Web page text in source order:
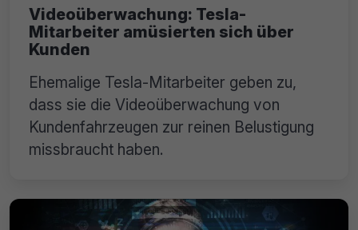
Videoüberwachung: Tesla-
Mitarbeiter amüsierten sich über
Kunden
Ehemalige Tesla-Mitarbeiter geben zu,
dass sie die Videoüberwachung von
Kundenfahrzeugen zur reinen Belustigung
missbraucht haben.